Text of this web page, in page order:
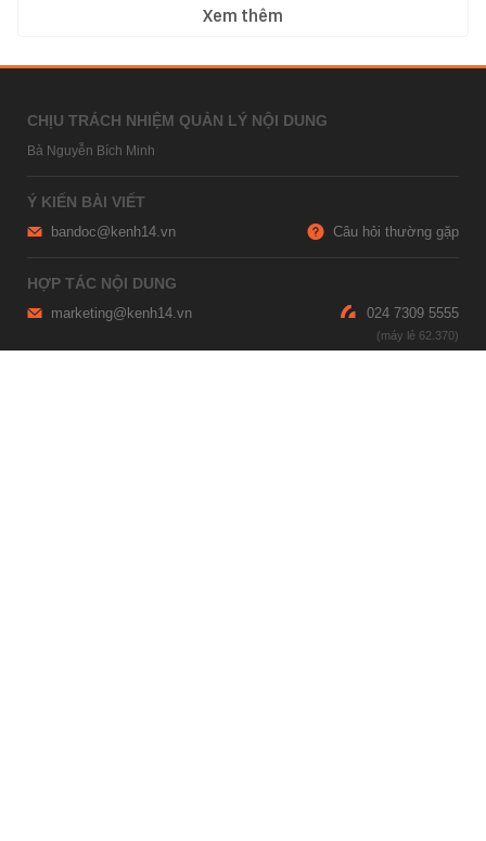
Xem thêm
CHỊU TRÁCH NHIỆM QUẢN LÝ NỘI DUNG
Bà Nguyễn Bích Minh
Ý KIẾN BÀI VIẾT
bandoc@kenh14.vn Câu hỏi thường gặp
HỢP TÁC NỘI DUNG
marketing@kenh14.vn 024 7309 5555